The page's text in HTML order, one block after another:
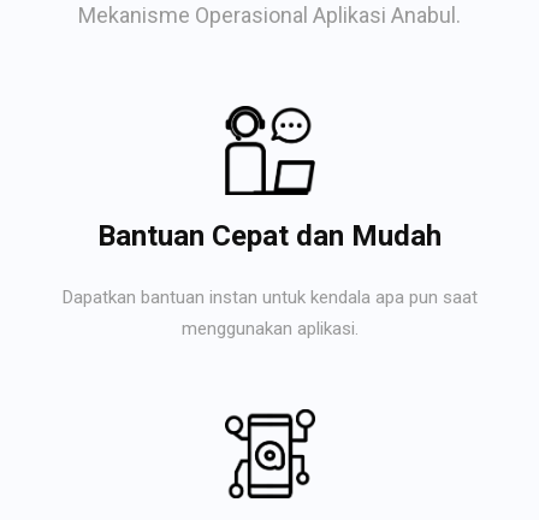
Mekanisme Operasional Aplikasi Anabul.
Bantuan Cepat dan Mudah
Dapatkan bantuan instan untuk kendala apa pun saat
menggunakan aplikasi.